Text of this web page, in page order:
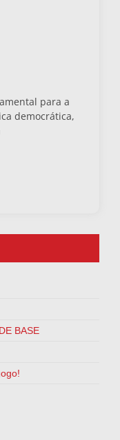
para a
democrática,
BASE